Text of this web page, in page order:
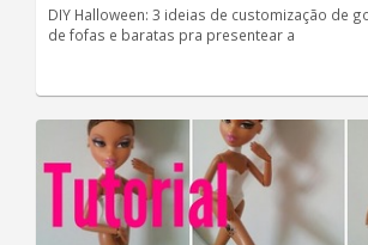
DIY Halloween: 3 ideias de customização de
de fofas e baratas pra presentear a